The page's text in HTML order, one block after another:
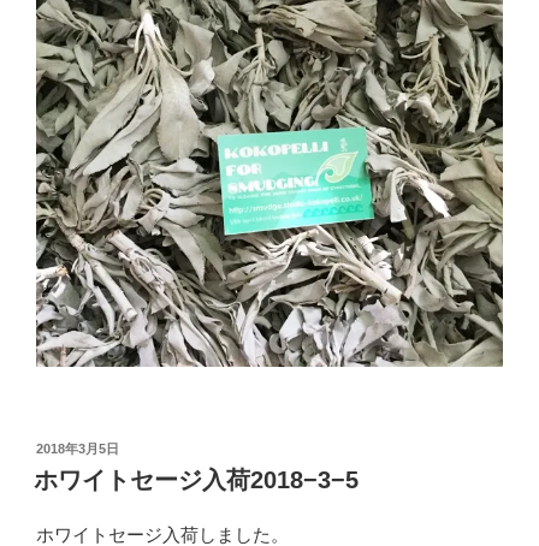
投
稿
日:
2018年3月5日
ホワイトセージ入荷2018−3−5
ホワイトセージ入荷しました。